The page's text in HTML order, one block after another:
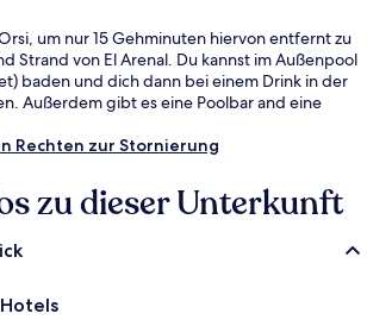
um nur 15 Gehminuten hiervon entfernt zu
Strand von El Arenal. Du kannst im Außenpool
baden und dich dann bei einem Drink in der
Außerdem gibt es eine Poolbar and eine
Rechten zur Stornierung
zu dieser Unterkunft